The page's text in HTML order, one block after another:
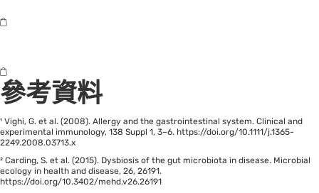
參考資料
¹ Vighi, G. et al. (2008). Allergy and the gastrointestinal system. Clinical and
experimental immunology, 138 Suppl 1, 3–6. https://doi.org/10.1111/j.1365-
2249.2008.03713.x
² Carding, S. et al. (2015). Dysbiosis of the gut microbiota in disease. Microbial
ecology in health and disease, 26, 26191.
https://doi.org/10.3402/mehd.v26.26191